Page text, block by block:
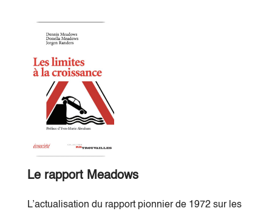
Le rapport Meadows
L’actualisation du rapport pionnier de 1972 sur les